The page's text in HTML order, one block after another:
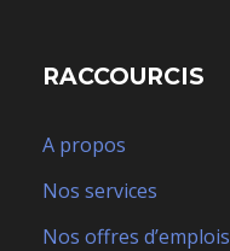
RACCOURCIS
A propos
Nos services
Nos offres d’emplois